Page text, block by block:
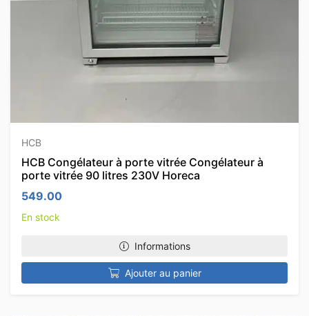
HCB
HCB Congélateur à porte vitrée Congélateur à
porte vitrée 90 litres 230V Horeca
549.00
En stock
Informations
Ajouter au panier